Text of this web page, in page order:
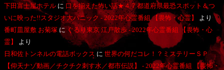
下田富士屋ホテル に 口を揃えた怖い話★４７都道府県最恐スポット＆つ
いに映った!!スタジオ大パニック - 2022年心霊番組 【畏怖・心霊】
より
番町皿屋敷 お菊塚 に ぐるり東京 江戸散歩 - 2022年心霊番組 【畏怖・心
霊】
より
日和佐トンネルの電話ボックス に 世界の何だコレ！？ミステリーＳＰ
【仰天ナゾ動画／チクチク刺す水／都市伝説】 - 2022年心霊番組 【畏怖・